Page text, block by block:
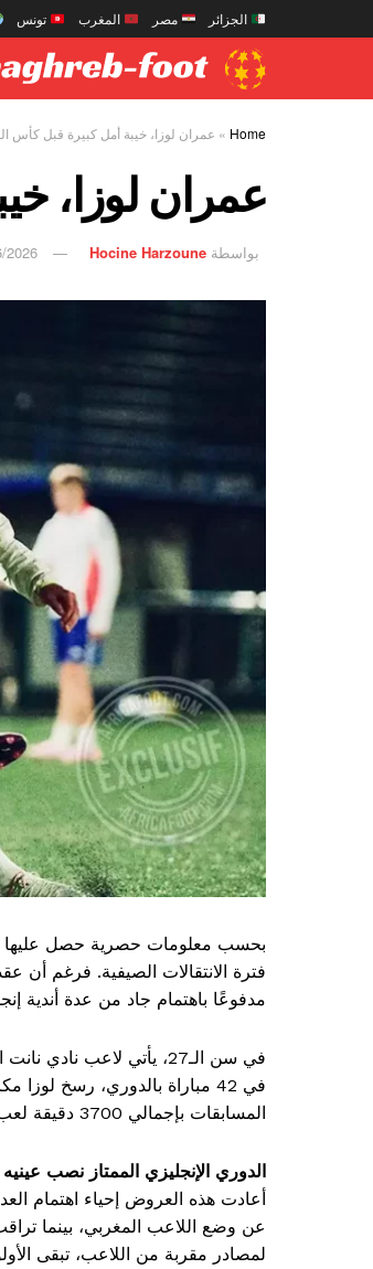
الجزائر مصر المغرب تونس
Home
» عمران لوزا، خيبة أمل كبيرة قبل كأس
عمران لوزا،
بواسطة Hocine Harzoune
2026
بحسب معلومات حصرية حصل عليها
مدفوعًا باهتمام جاد من عدة أندية
المسابقات بإجمالي 3700 دقيقة لعب تقريبًا.
الدوري الإنجليزي الممتاز نصب عينيه
أعادت هذه العروض إحياء اهتمام
عن وضع اللاعب المغربي، بينما
لمصادر مقربة من اللاعب، تبقى